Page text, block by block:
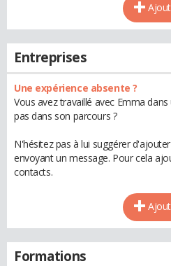
Entreprises
Une expérience absente ?
Vous avez travaillé avec Emma
pas dans son parcours ?
N'hésitez pas à lui suggérer
envoyant un message. Pour cela
contacts.
Formations